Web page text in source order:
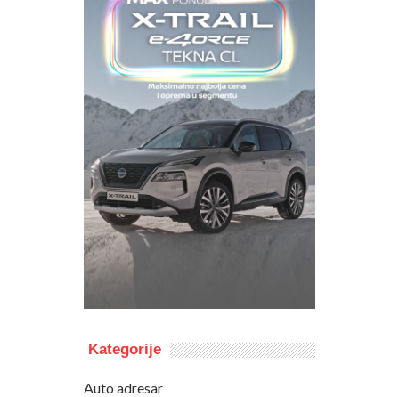
Kategorije
Auto adresar